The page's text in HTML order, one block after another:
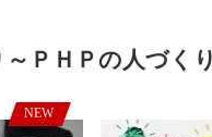
ＰＨＰの人づく
NEW